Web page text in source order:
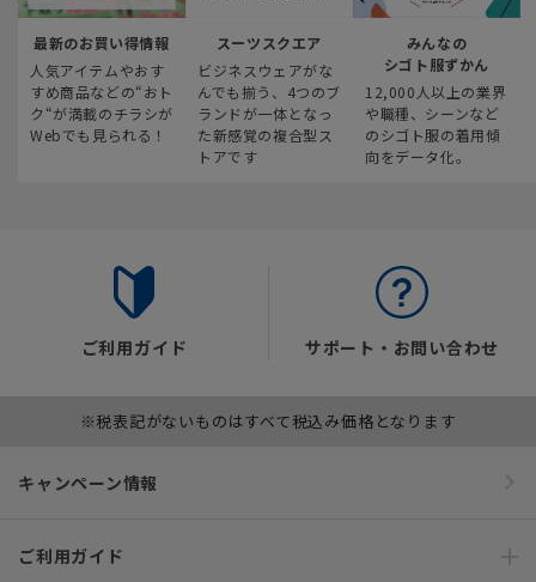
最新のお買い得情報
人気アイテムやおす
すめ商品などの“おト
ク“が満載のチラシが
Webでも見られる！
スーツスクエア
ビジネスウェアがな
んでも揃う、4つのブ
ランドが一体となっ
た新感覚の複合型ス
トアです
みんなの
シゴト服ずかん
12,000人以上の業界
や職種、シーンなど
のシゴト服の着用傾
向をデータ化。
ご利用ガイド サポート・お問い合わせ
※税表記がないものはすべて税込み価格となります
キャンペーン情報
ご利用ガイド